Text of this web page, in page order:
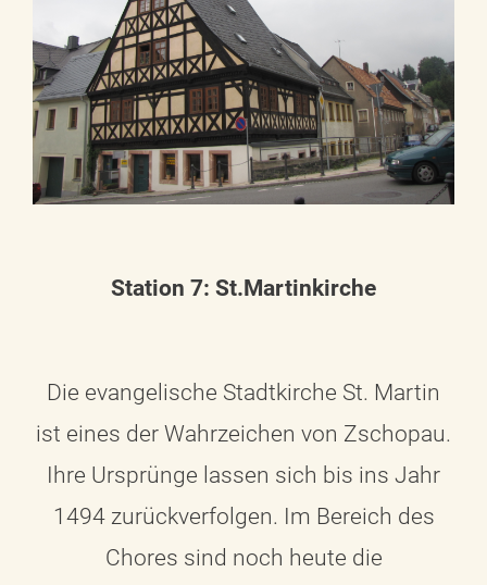
Station 7: St.Martinkirche
Die evangelische Stadtkirche St. Martin
ist eines der Wahrzeichen von Zschopau.
Ihre Ursprünge lassen sich bis ins Jahr
1494 zurückverfolgen. Im Bereich des
Chores sind noch heute die